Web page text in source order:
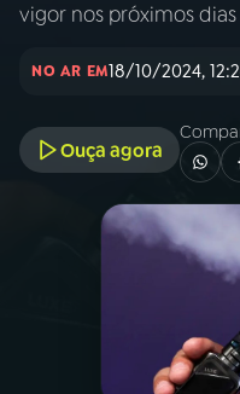
A RÁDIO
PROGRAMAÇÃO
PROGRAMAS
VIDEOCASTS
vigor nos próximos dias
NO AR EM18/10/2024,
Ouça agora